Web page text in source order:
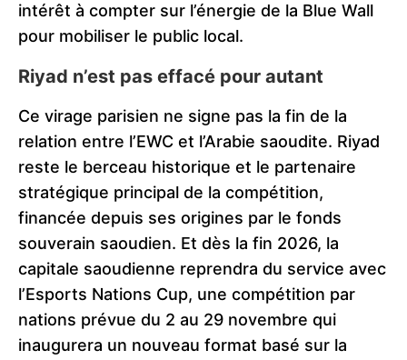
intérêt à compter sur l’énergie de la Blue Wall
pour mobiliser le public local.
Riyad n’est pas effacé pour autant
Ce virage parisien ne signe pas la fin de la
relation entre l’EWC et l’Arabie saoudite. Riyad
reste le berceau historique et le partenaire
stratégique principal de la compétition,
financée depuis ses origines par le fonds
souverain saoudien. Et dès la fin 2026, la
capitale saoudienne reprendra du service avec
l’Esports Nations Cup, une compétition par
nations prévue du 2 au 29 novembre qui
inaugurera un nouveau format basé sur la